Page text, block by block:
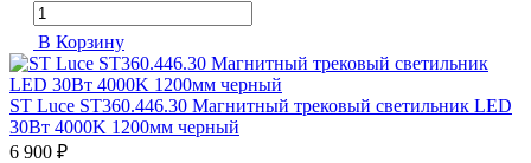
В Корзину
ST Luce ST360.446.30 Магнитный трековый светильник LED
30Вт 4000K 1200мм черный
6 900 ₽